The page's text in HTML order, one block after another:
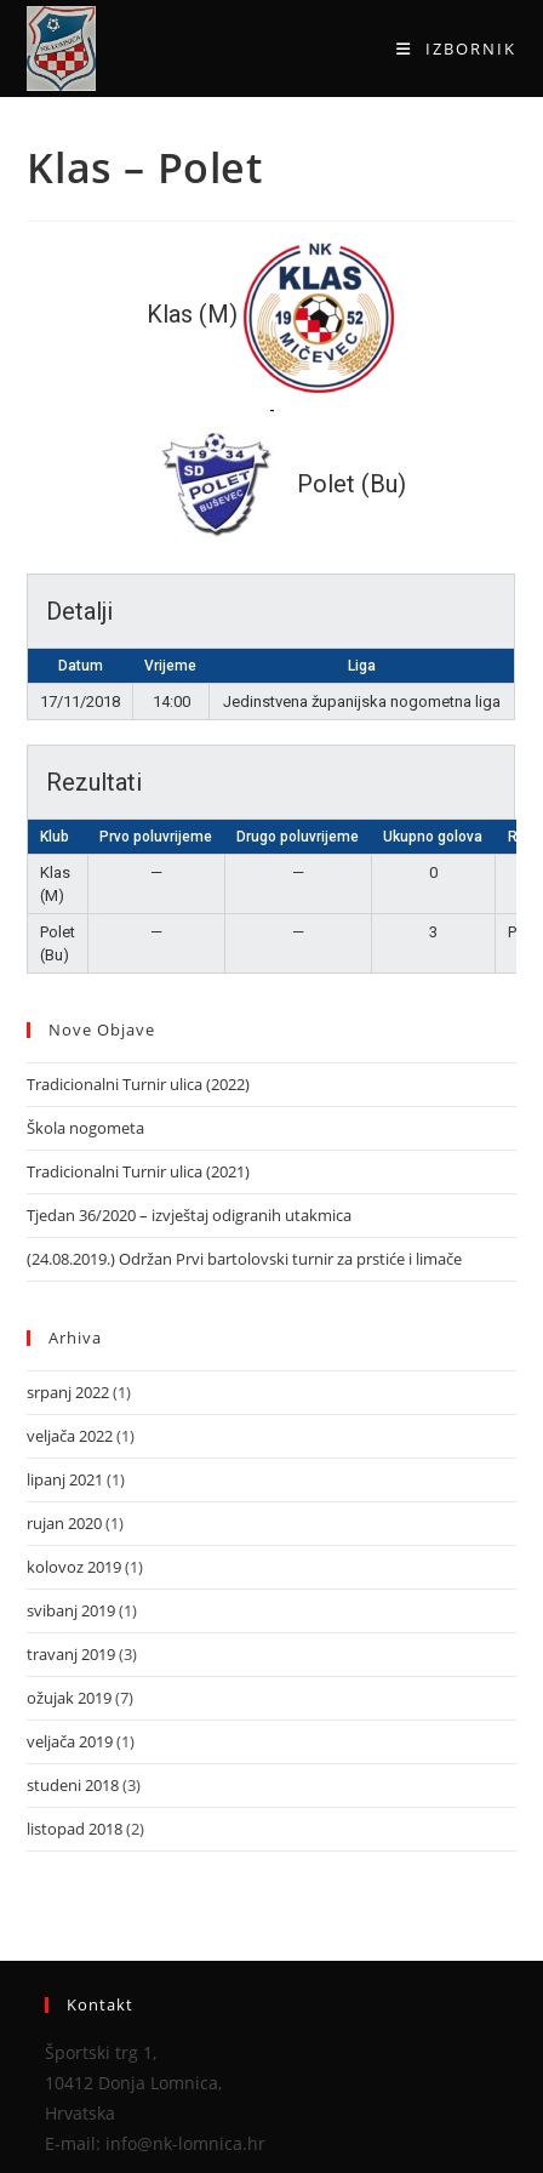
IZBORNIK
Klas – Polet
Klas (M)
-
Polet (Bu)
Detalji
Datum Vrijeme Liga
17/11/2018 14:00 Jedinstvena županijska nogometna liga
Rezultati
Klub Prvo poluvrijeme Drugo poluvrijeme Ukupno golova
Klas
(M)
— — 0
Polet
(Bu)
— — 3
Nove Objave
Tradicionalni Turnir ulica (2022)
Škola nogometa
Tradicionalni Turnir ulica (2021)
Tjedan 36/2020 – izvještaj odigranih utakmica
(24.08.2019.) Održan Prvi bartolovski turnir za prstiće i limače
Arhiva
srpanj 2022(1)
veljača 2022(1)
lipanj 2021 (1)
rujan 2020(1)
kolovoz 2019(1)
svibanj 2019(1)
travanj 2019(3)
ožujak 2019(7)
veljača 2019(1)
studeni 2018(3)
listopad 2018(2)
Kontakt
Športski trg 1,
10412 Donja Lomnica,
Hrvatska
E-mail: info@nk-lomnica.hr